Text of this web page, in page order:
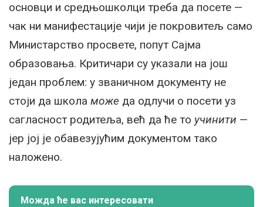
основци и средњошколци треба да посете —
чак ни манифестације чији је покровитељ само
Министарство просвете, попут Сајма
образовања. Критичари су указали на још
један проблем: у званичном документу не
стоји да школа може да одлучи о посети уз
сагласност родитеља, већ да ће то учинити —
јер јој је обавезујућим документом тако
наложено.
Можда ће вас интересовати